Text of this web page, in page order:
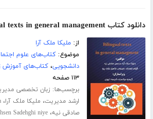
دانلود کتاب Bilingual texts in general management
از: ملیکا ملک آرا
موضوع:کتاب‌های علوم
دانشجویی،کتاب‌های آموزش
۱۱۳ صفحه
برچسب‌ها: زبان تخصصی
ارشد مدیریت، ملیکا ملک آرا،
صادقی نیه،Sadehghi niye